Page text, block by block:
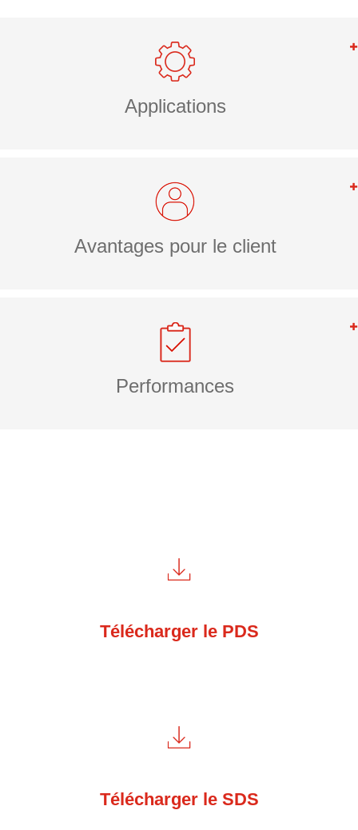
Applications
Avantages pour le client
Performances
Télécharger le PDS
Télécharger le SDS